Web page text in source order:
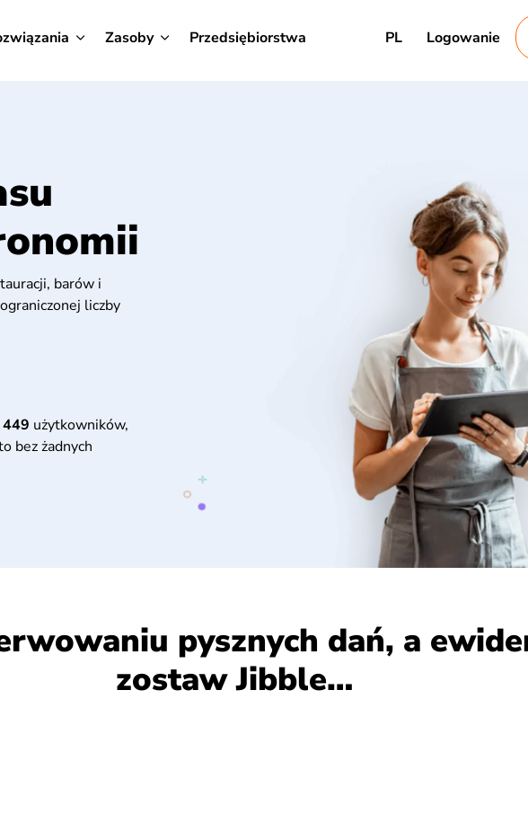
Zasoby Przedsiębiorstwa PL Logowanie
barów i
liczby
użytkowników,
bez żadnych
pysznych dań, a
zostaw Jibble…